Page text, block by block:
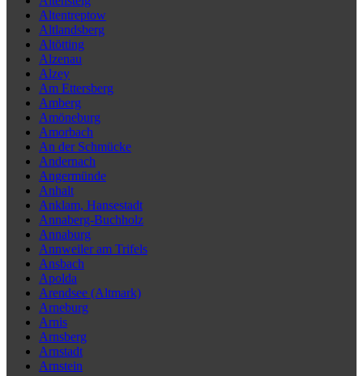
Altentreptow
Altlandsberg
Altötting
Alzenau
Alzey
Am Ettersberg
Amberg
Amöneburg
Amorbach
An der Schmücke
Andernach
Angermünde
Anhalt
Anklam, Hansestadt
Annaberg-Buchholz
Annaburg
Annweiler am Trifels
Ansbach
Apolda
Arendsee (Altmark)
Arneburg
Arnis
Arnsberg
Arnstadt
Arnstein